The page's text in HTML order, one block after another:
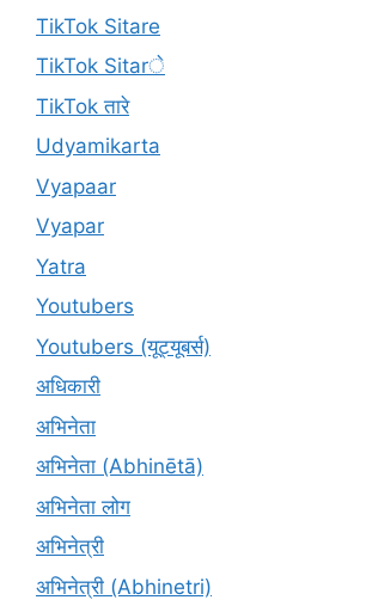
TikTok Sitare
TikTok Sitarे
TikTok तारे
Udyamikarta
Vyapaar
Vyapar
Yatra
Youtubers
Youtubers (यूट्यूबर्स)
अधिकारी
अभिनेता
अभिनेता (Abhinētā)
अभिनेता लोग
अभिनेत्री
अभिनेत्री (Abhinetri)